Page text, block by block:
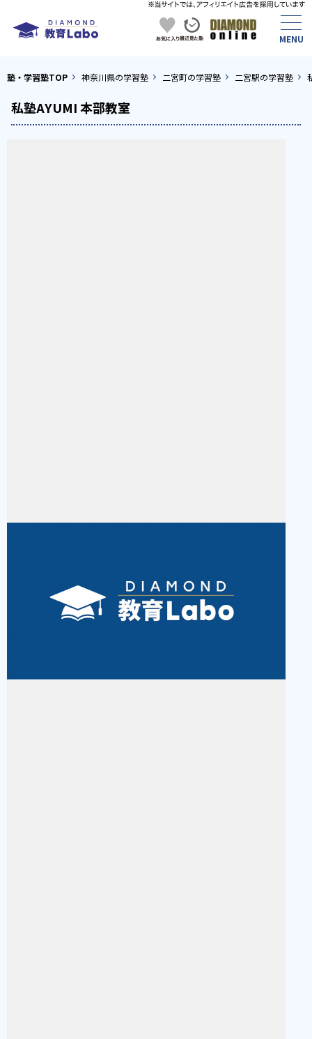
塾・学習塾TOP 神奈川県の学習塾 二宮町の学習塾 二宮駅の学習塾
私塾AYUMI 本部教室